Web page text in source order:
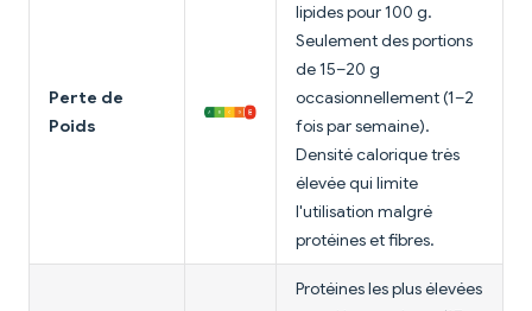
Perte de
Poids
lipides pour 100 g.
Seulement des portions
de 15–20 g
occasionnellement (1–2
fois par semaine).
Densité calorique très
élevée qui limite
l'utilisation malgré
protéines et fibres.
Protéines les plus élevées